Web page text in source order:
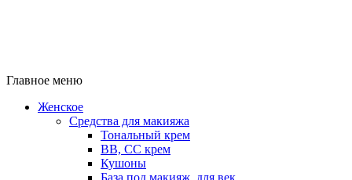
Главное меню
Женское
Средства для макияжа
Тональный крем
BB, CC крем
Кушоны
База под макияж, для век